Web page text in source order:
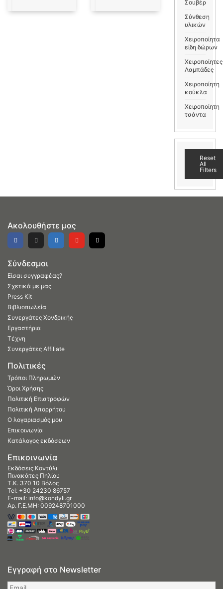
Σουβέρ
Σύνθεση
υλικών
Χειροποίητα
είδη δώρων
Χειροποίητες
Λαμπάδες
Χειροποίητη
κούκλα
Χειροποίητη
τσάντα
Reset
All
Filters
Ακολουθήστε μας
Σύνδεσμοι
Είσαι συγγραφέας?
Σχετικά με μας
Press Kit
Βιβλιοπωλεία
Συνεργάτες Χονδρικής
Εργαστήρια
Τέχνη
Συνεργάτες Affiliate
Πολιτικές
Τρόποι Πληρωμών
Όροι Χρήσης
Πολιτική Επιστροφών
Πολιτική Απορρήτου
Ο λογαριασμός μου
Επικοινωνία
Κατάλογος εκδόσεων
Επικοινωνία
Εκδόσεις Κοντύλι
Πινακάτες Πηλίου
Τ.Κ. 370 10 Βόλος
Tel: +30 24230 86757
E-mail: info@kondyli.gr
Αρ. Γ.Ε.ΜΗ: 009248701000
Εγγραφή στο Newsletter